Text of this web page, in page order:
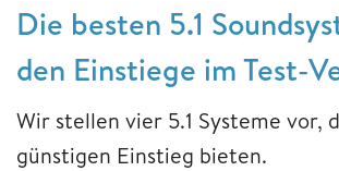
Die besten 5.1
den Einstiege im Test-
Wir stellen vier 5.1 Systeme vor,
günstigen Einstieg bieten.